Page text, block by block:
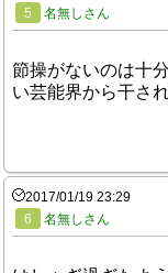
5 名無しさん
節操がないのは十
い芸能界から干さ
2017/01/19 23:29
6
名無しさん